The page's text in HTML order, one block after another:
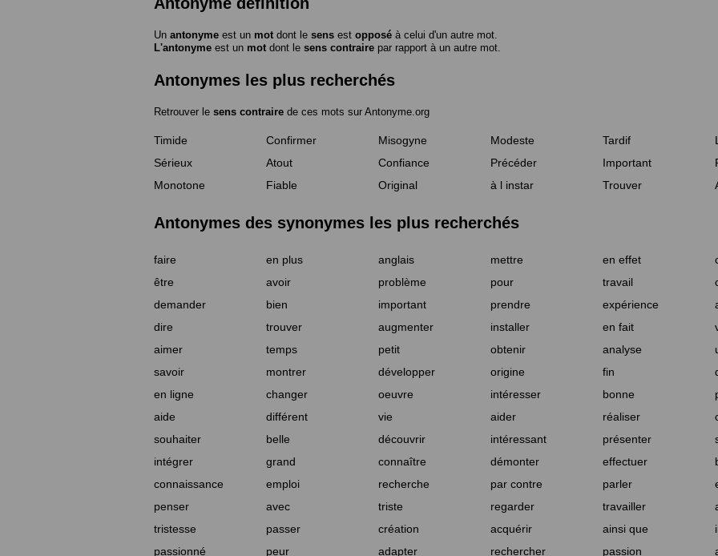
Un antonyme est un mot dont le sens est opposé à celui d'un autre mot.
L'antonyme est un mot dont le sens contraire par rapport à un autre mot.
Antonymes les plus recherchés
Retrouver le sens contraire de ces mots sur Antonyme.org
Timide Confirmer Misogyne Modeste Tardif
Sérieux
Atout Confiance Précéder Important
Monotone
Fiable Original à l instar Trouver
Antonymes des synonymes les plus recherchés
faire en plus anglais mettre en effet
être
avoir problème pour travail
demander
bien important prendre expérience
dire
trouver augmenter installer en fait
aimer
temps petit obtenir analyse
savoir
montrer développer origine fin
en ligne
changer oeuvre intéresser bonne
aide
différent vie aider réaliser
souhaiter
belle découvrir intéressant présenter
intégrer
grand connaître démonter effectuer
connaissance
emploi recherche par contre parler
penser
avec triste regarder travailler
tristesse
passer création acquérir ainsi que
passionné
peur adapter rechercher passion